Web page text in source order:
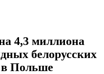
4,3 миллиона
белорусских
в Польше